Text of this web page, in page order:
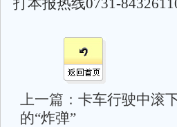
打本报热线0731-
上一篇： 卡车行驶中滚
的“炸弹”